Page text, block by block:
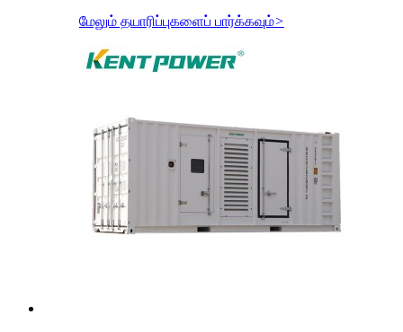
மேலும் தயாரிப்புகளைப் பார்க்கவும்>